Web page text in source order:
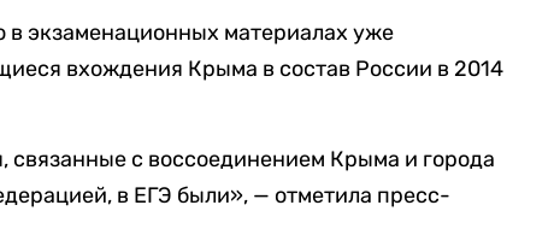
в экзаменационных материалах уже
вхождения Крыма в состав России в 2014
с воссоединением Крыма и города
в ЕГЭ были», — отметила пресс-